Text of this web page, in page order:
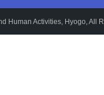
Human Activities, Hyogo, All